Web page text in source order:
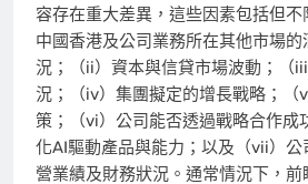
容存在重大差異，這些因素包括但不
中國香港及公司業務所在其他市場
況；（ii）資本與信貸市場波動；（
況；（iv）集團擬定的增長戰略；（
策；（vi）公司能否透過戰略合作成
化AI驅動產品與能力；以及（vii）公
營業績及財務狀況。通常情況下，